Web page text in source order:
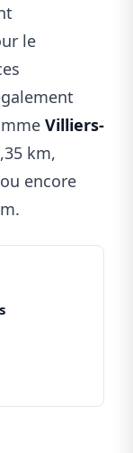
le
Villiers-
km,
encore